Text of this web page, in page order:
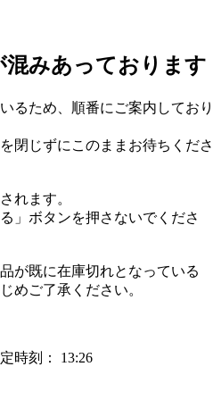
みあっております
るため、順番にご案内しており
閉じずにこのままお待ちくださ
れます。
」ボタンを押さないでくださ
が既に在庫切れとなっている
めご了承ください。
時刻：
13:26